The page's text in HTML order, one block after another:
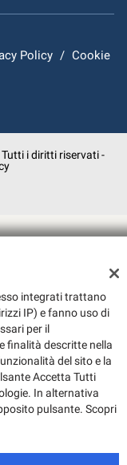
Policy / Cookie
i diritti riservati -
integrati trattano
IP) e fanno uso di
per il
finalità descritte nella
del sito e la
Accetta Tutti
In alternativa
pulsante. Scopri